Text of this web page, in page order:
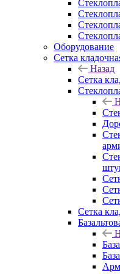
Оборудование
Сетка
Назад
Сетка
Сетка